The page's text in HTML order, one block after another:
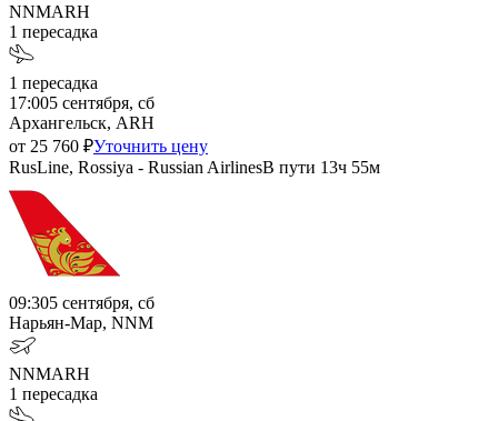
NNMARH
1 пересадка
1 пересадка
17:005 сентября, сб
Архангельск, ARH
от 25 760 ₽Уточнить цену
RusLine, Rossiya - Russian AirlinesВ пути 13ч 55м
09:305 сентября, сб
Нарьян-Мар, NNM
NNMARH
1 пересадка